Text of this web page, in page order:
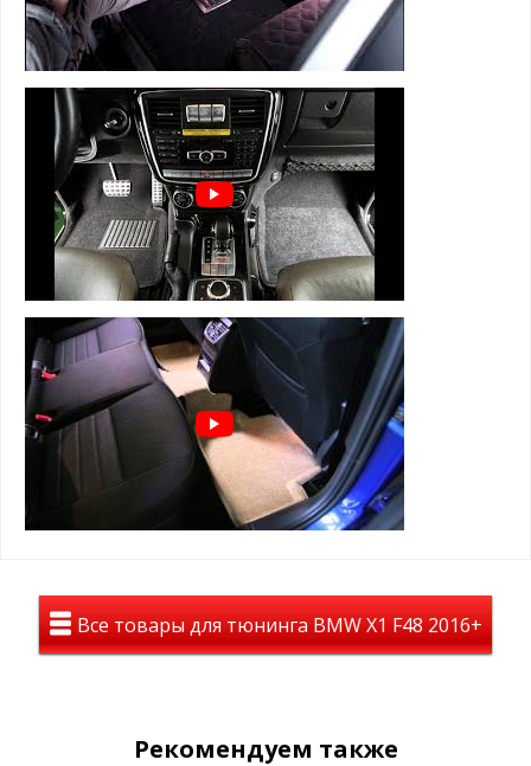
3D коврики Euromat серии LUX состоят из
5 слоев:
1 слой - супер прочная и мягкая велюровая
ткань
2 слой - вспененная, пористая резина для
устранения влаги, тепло и звукоизоляции
3 слой - водонепроницаемый полиуретан
4 слой - армированная металлическая сетка,
которая держит форму
5 слой - антискользящий для надежной
фиксации
+ нестираемый подпятник из
нержавейки с антискользящими
вставками
Все товары для тюнинга BMW X1 F48 2016+
Рекомендуем также